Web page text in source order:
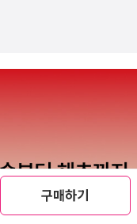
구매하기
초에는 항상 빛이 있는
습이었다. 나무로 지은
빛 속을 아장아장 들
를 사랑하던 여자들.
과 비슷했다. 몇 번이나,
그를 안았다가 다시
역사 책으로는 프랑
보여주는 게 아닌가
맛>(책세상, 2016)도
<주지운의 이명박
론의 문제를 짚어본 책
론>(창비, 2017), 그